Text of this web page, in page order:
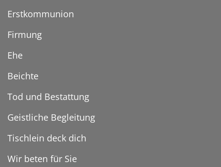
Erstkommunion
Firmung
Ehe
Beichte
Tod und Bestattung
Geistliche Begleitung
Tischlein deck dich
Wir beten für Sie